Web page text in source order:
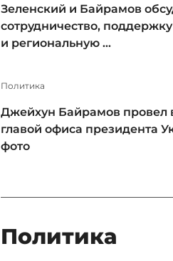
Зеленский и Байрамов
сотрудничество,
и региональную ...
Политика
Джейхун Байрамов провел
главой офиса президента
фото
Политика